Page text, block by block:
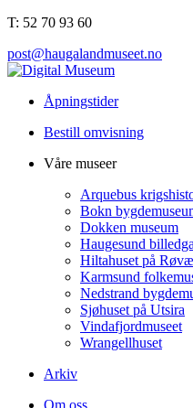
T: 52 70 93 60
post@haugalandmuseet.no
Åpningstider
Bestill omvisning
Våre museer
Arquebus
Bokn
Dokken museum
Haugesund
Hiltahuset på
Karmsund
Nedstrand
Sjøhuset på Utsira
Vindafjordmuseet
Wrangellhuset
Arkiv
Om oss